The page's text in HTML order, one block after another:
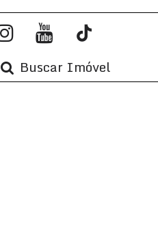
105.85m²
Buscar Imóvel